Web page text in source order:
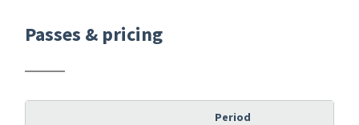
Passes & pricing
Period